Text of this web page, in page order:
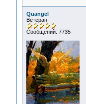
Quangel
Ветеран
Сообщений: 7735